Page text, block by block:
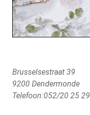
Brusselsestraat 39
9200 Dendermonde
Telefoon:052/20 25 29